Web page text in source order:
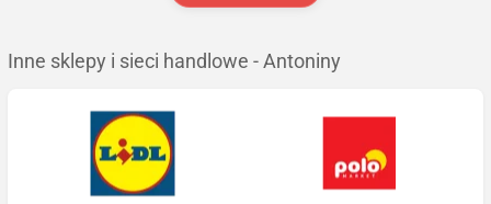
Inne sklepy i sieci handlowe - Antoniny